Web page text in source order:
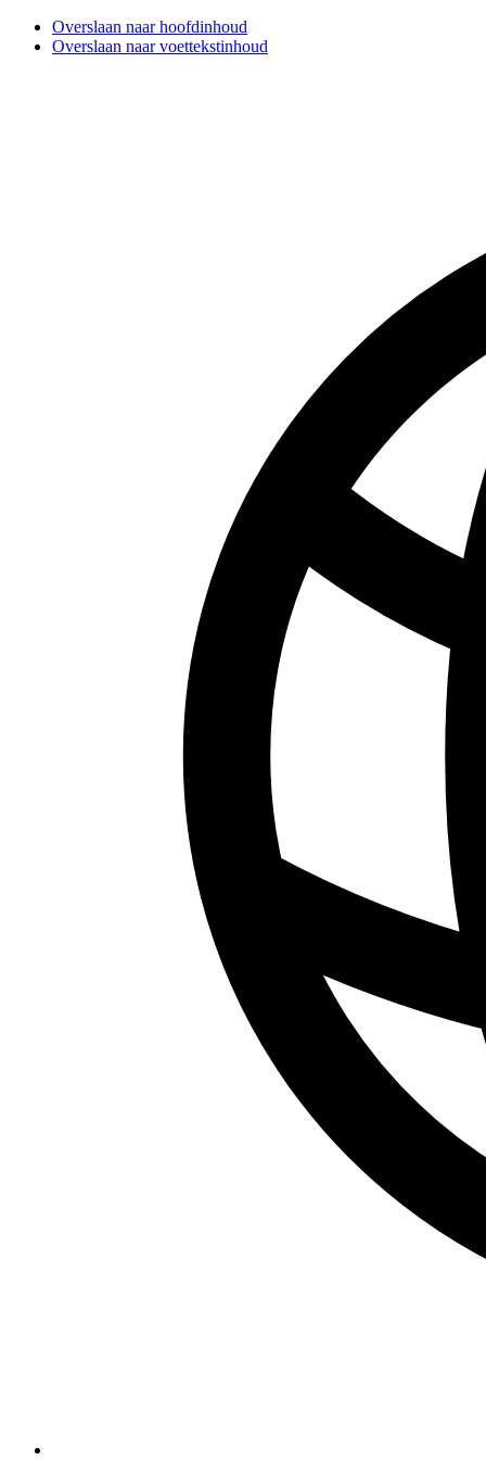
Overslaan naar hoofdinhoud
Overslaan naar voettekstinhoud